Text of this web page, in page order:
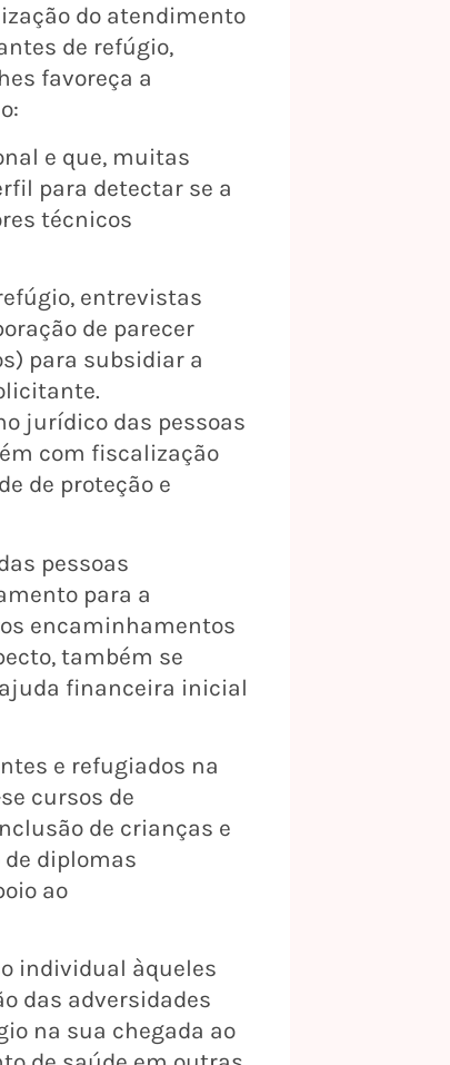
do atendimento
de refúgio,
favoreça a
e que, muitas
para detectar se a
técnicos
entrevistas
de parecer
para subsidiar a
jurídico das pessoas
com fiscalização
de proteção e
pessoas
para a
encaminhamentos
também se
financeira inicial
e refugiados na
cursos de
de crianças e
diplomas
ao
individual àqueles
das adversidades
na sua chegada ao